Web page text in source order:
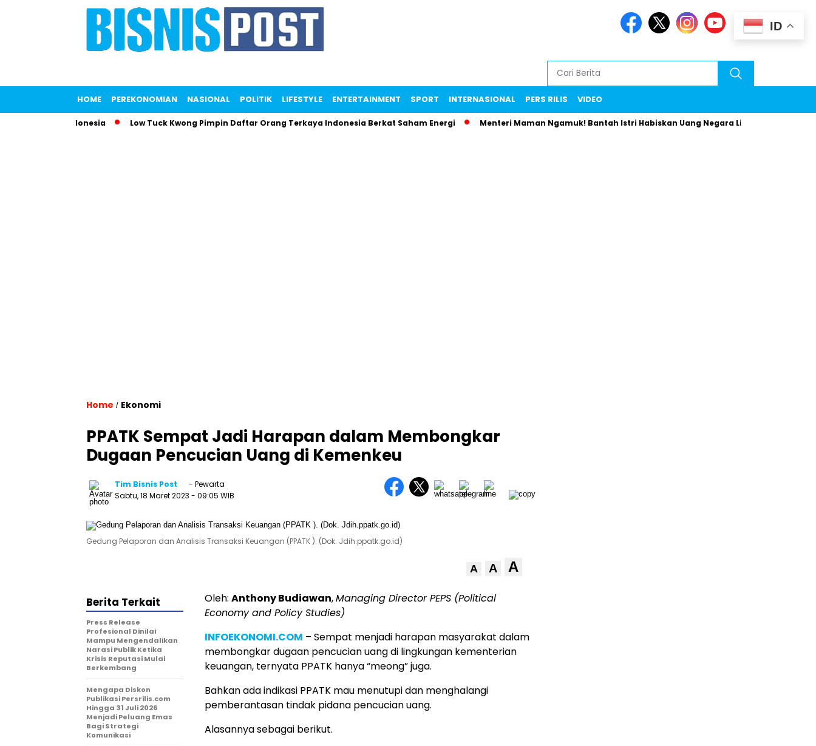
HOME PEREKONOMIAN NASIONAL POLITIK LIFESTYLE ENTERTAINMENT SPORT INTERNASIONAL PERS RILIS VIDEO
KFC Indonesia Low Tuck Kwong Pimpin Daftar Orang Terkaya Indonesia Berkat Saham Energi Menteri Maman Ngamuk! Bantah Istri Habiskan Uang Negara Liburan ke Eropa
Home / Ekonomi
PPATK Sempat Jadi Harapan dalam Membongkar
Dugaan Pencucian Uang di Kemenkeu
Tim Bisnis Post
- Pewarta
Sabtu, 18 Maret 2023 - 09:05 WIB
Gedung Pelaporan dan Analisis Transaksi Keuangan (PPATK ). (Dok. Jdih.ppatk.go.id)
A A A
Oleh: Anthony Budiawan,Managing Director PEPS (Political
Economy and Policy Studies)
INFOEKONOMI.COM – Sempat menjadi harapan masyarakat dalam
membongkar dugaan pencucian uang di lingkungan kementerian
keuangan, ternyata PPATK hanya “meong” juga.
Bahkan ada indikasi PPATK mau menutupi dan menghalangi
pemberantasan tindak pidana pencucian uang.
Alasannya sebagai berikut.
Berita Terkait
Press Release
Profesional Dinilai
Mampu Mengendalikan
Narasi Publik Ketika
Krisis Reputasi Mulai
Berkembang
Mengapa Diskon
Publikasi Persrilis.com
Hingga 31 Juli 2026
Menjadi Peluang Emas
Bagi Strategi
Komunikasi
ID